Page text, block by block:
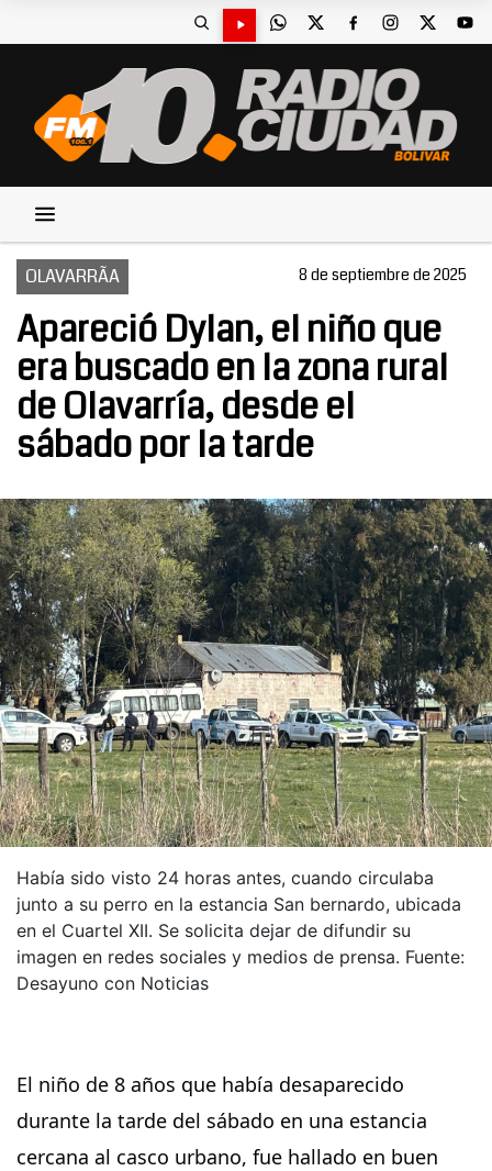
OLAVARRÃA 8 de septiembre de 2025
Apareció Dylan, el niño que
era buscado en la zona rural
de Olavarría, desde el
sábado por la tarde
Había sido visto 24 horas antes, cuando circulaba
junto a su perro en la estancia San bernardo, ubicada
en el Cuartel XII. Se solicita dejar de difundir su
imagen en redes sociales y medios de prensa. Fuente:
Desayuno con Noticias
El niño de 8 años que había desaparecido
durante la tarde del sábado en una estancia
cercana al casco urbano, fue hallado en buen